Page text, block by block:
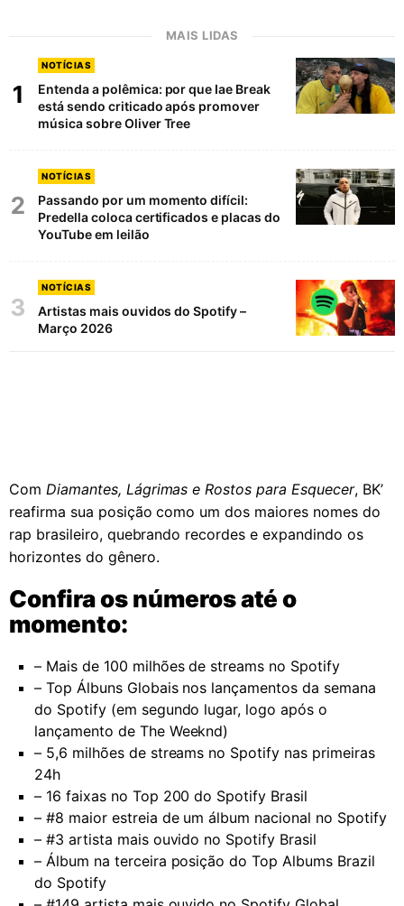
MAIS LIDAS
1
NOTÍCIAS
Entenda a polêmica: por que Iae Break
está sendo criticado após promover
música sobre Oliver Tree
2
NOTÍCIAS
Passando por um momento difícil:
Predella coloca certificados e placas do
YouTube em leilão
3
NOTÍCIAS
Artistas mais ouvidos do Spotify –
Março 2026
Com Diamantes, Lágrimas e Rostos para Esquecer, BK’
reafirma sua posição como um dos maiores nomes do
rap brasileiro, quebrando recordes e expandindo os
horizontes do gênero.
Confira os números até o
momento:
– Mais de 100 milhões de streams no Spotify
– Top Álbuns Globais nos lançamentos da semana
do Spotify (em segundo lugar, logo após o
lançamento de The Weeknd)
– 5,6 milhões de streams no Spotify nas primeiras
24h
– 16 faixas no Top 200 do Spotify Brasil
– #8 maior estreia de um álbum nacional no Spotify
– #3 artista mais ouvido no Spotify Brasil
– Álbum na terceira posição do Top Albums Brazil
do Spotify